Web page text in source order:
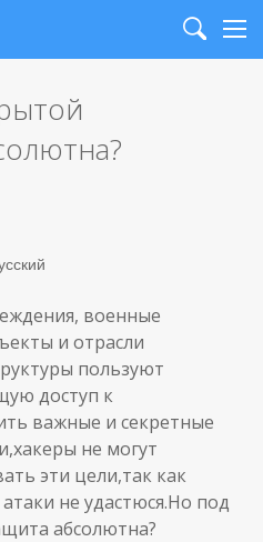
Search
военные
и отрасли
пользуют
доступ к
важные и секретные
не могут
эти цели,так как
не удастюся.Но под
абсолютна?